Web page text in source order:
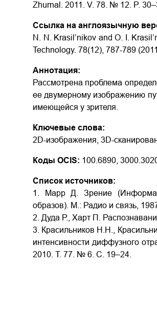
Zhurnal. 2011. V. 78. № 12. P.
Ссылка на англоязычную
N. N. Krasil’nikov and O. I.
Technology. 78(12), 787-789
Аннотация:
Рассмотрена проблема
ее двумерному изображению
имеющейся у зрителя.
Ключевые слова:
2D-изображения, 3D-
Коды OCIS: 100.6890,
Список источников:
1. Марр Д. Зрение
образов). М.: Радио и связь,
2. Дуда Р., Харт П.
3. Красильников Н.Н.,
интенсивности диффузного
2010. Т. 77. № 6. С. 19–24.